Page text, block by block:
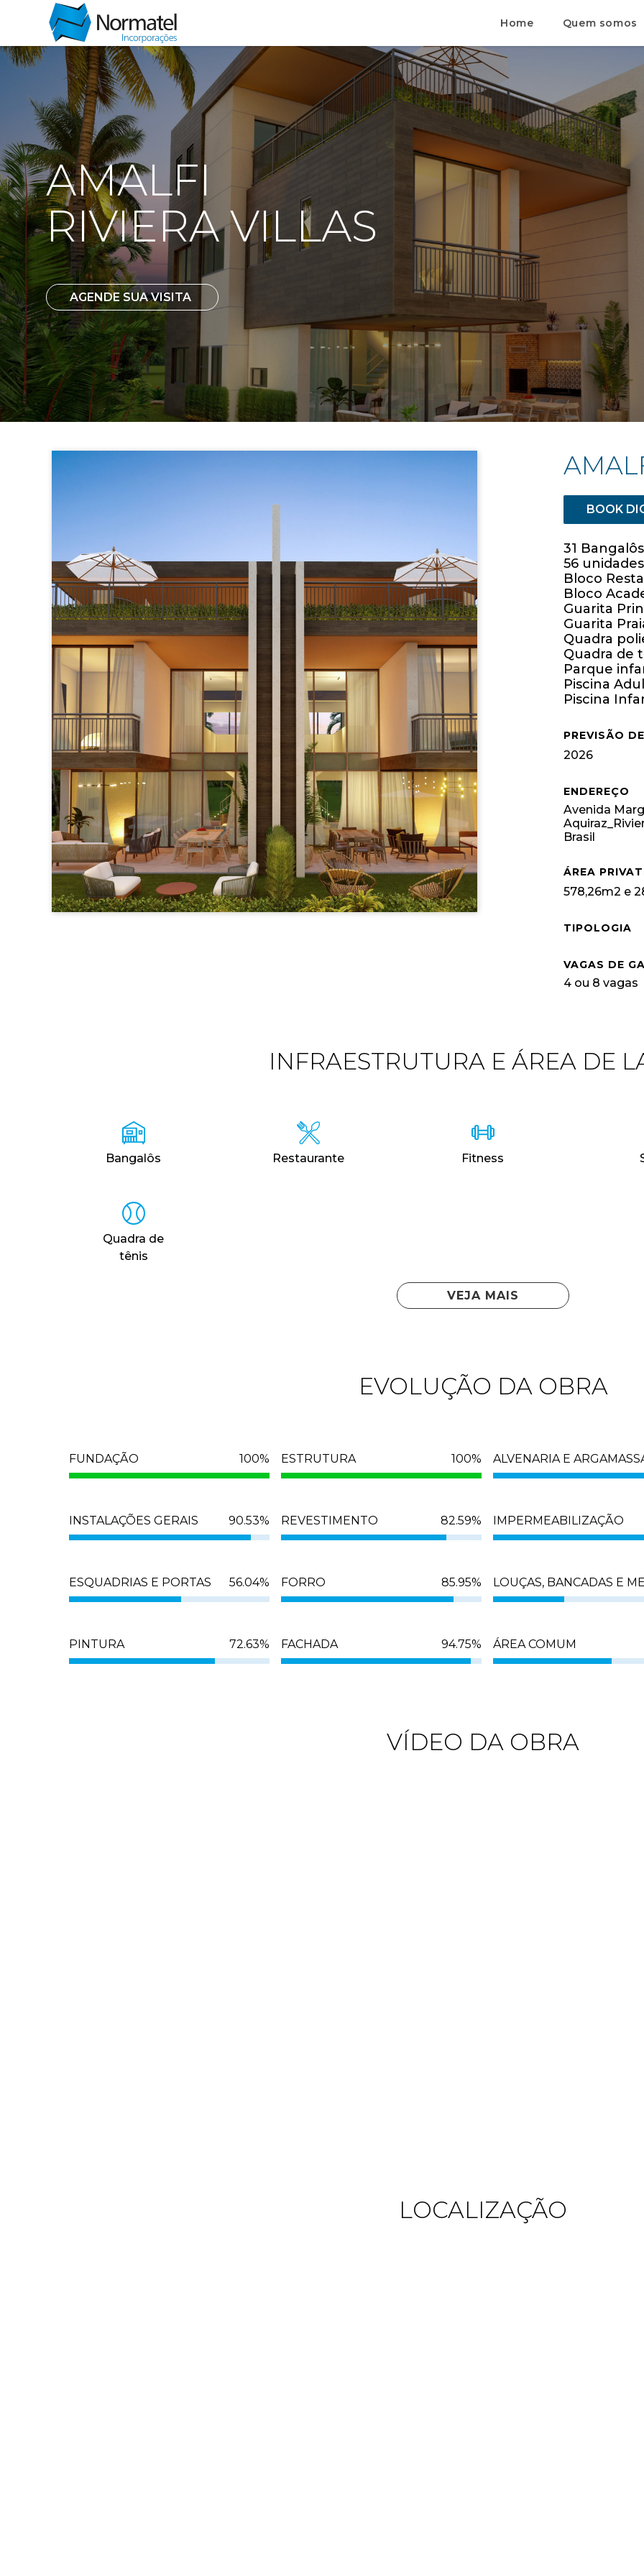
Home Quem somos
AMALFI
RIVIERA VILLAS
AGENDE SUA VISITA
BOOK
31 Bangalôs
56 unidades
Bloco
Bloco
Guarita
Guarita
Quadra
Quadra de
Parque
Piscina
Piscina
PREVISÃO
2026
ENDEREÇO
Avenida
Brasil
ÁREA
578,26m2 e
TIPOLOGIA
VAGAS DE
4 ou 8 vagas
INFRAESTRUTURA E ÁREA DE
Bangalôs Restaurante Fitness
Quadra de
tênis
VEJA MAIS
EVOLUÇÃO DA OBRA
FUNDAÇÃO 100% ESTRUTURA 100% ALVENARIA E
INSTALAÇÕES GERAIS 90.53% REVESTIMENTO 82.59% IMPERMEABILIZAÇÃO
ESQUADRIAS E PORTAS 56.04% FORRO 85.95% LOUÇAS, BANCADAS E
PINTURA 72.63% FACHADA 94.75% ÁREA COMUM
VÍDEO DA OBRA
LOCALIZAÇÃO